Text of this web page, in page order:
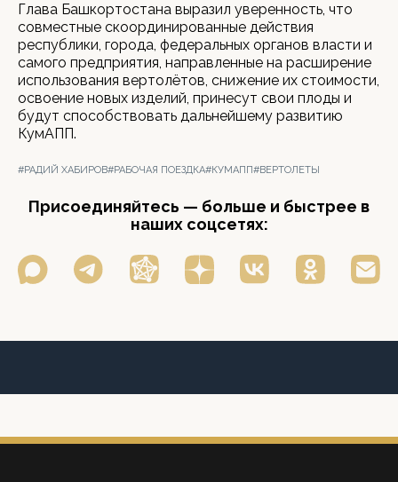
Глава Башкортостана выразил уверенность, что
совместные скоординированные действия
республики, города, федеральных органов власти и
самого предприятия, направленные на расширение
использования вертолётов, снижение их стоимости,
освоение новых изделий, принесут свои плоды и
будут способствовать дальнейшему развитию
КумАПП.
#РАДИЙ ХАБИРОВ#РАБОЧАЯ ПОЕЗДКА#КУМАПП#ВЕРТОЛЕТЫ
Присоединяйтесь — больше и быстрее в
наших соцсетях: